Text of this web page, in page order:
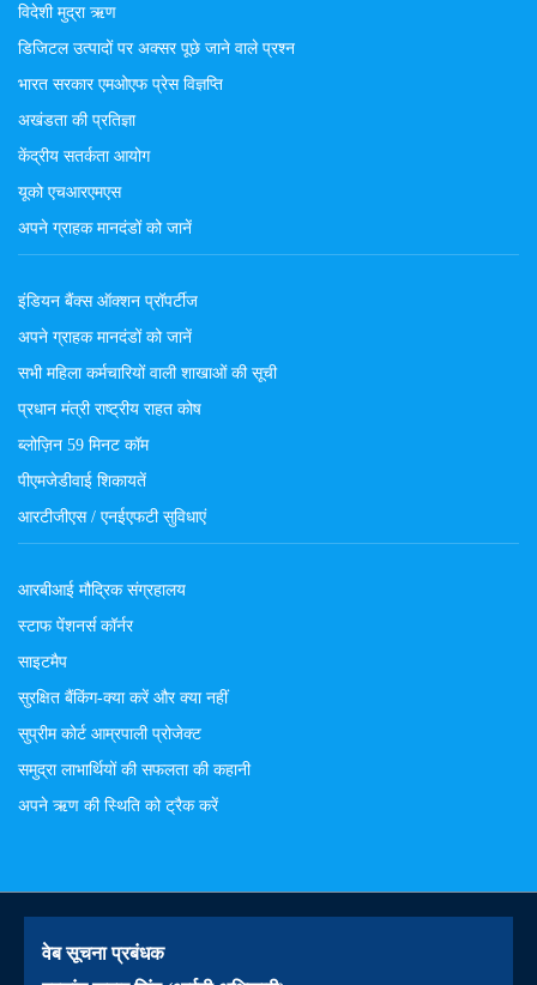
विदेशी मुद्रा ऋण
डिजिटल उत्पादों पर अक्सर पूछे जाने वाले प्रश्न
भारत सरकार एमओएफ प्रेस विज्ञप्ति
अखंडता की प्रतिज्ञा
केंद्रीय सतर्कता आयोग
यूको एचआरएमएस
अपने ग्राहक मानदंडों को जानें
इंडियन बैंक्स ऑक्शन प्रॉपर्टीज
अपने ग्राहक मानदंडों को जानें
सभी महिला कर्मचारियों वाली शाखाओं की सूची
प्रधान मंत्री राष्ट्रीय राहत कोष
ब्लोज़िन 59 मिनट कॉम
पीएमजेडीवाई शिकायतें
आरटीजीएस / एनईएफटी सुविधाएं
आरबीआई मौद्रिक संग्रहालय
स्टाफ पेंशनर्स कॉर्नर
साइटमैप
सुरक्षित बैंकिंग-क्या करें और क्या नहीं
सुप्रीम कोर्ट आम्रपाली प्रोजेक्ट
समुद्रा लाभार्थियों की सफलता की कहानी
अपने ऋण की स्थिति को ट्रैक करें
वेब सूचना प्रबंधक